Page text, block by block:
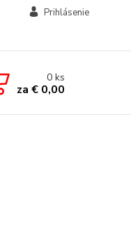
Prihlásenie
0ks
za € 0,00